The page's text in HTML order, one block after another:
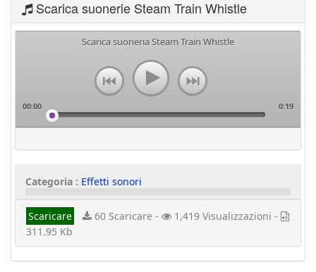
Scarica suonerie Steam Train Whistle
Scarica suoneria Steam Train Whistle
00:00 0:19
Categoria : Effetti sonori
Scaricare 60 Scaricare -
1,419 Visualizzazioni -
311.95 Kb